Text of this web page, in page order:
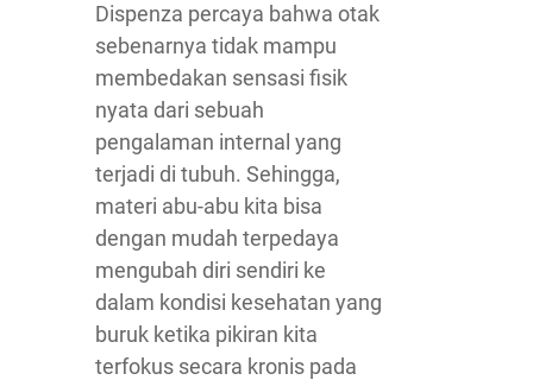
Dispenza percaya bahwa otak
sebenarnya tidak mampu
membedakan sensasi fisik
nyata dari sebuah
pengalaman internal yang
terjadi di tubuh. Sehingga,
materi abu-abu kita bisa
dengan mudah terpedaya
mengubah diri sendiri ke
dalam kondisi kesehatan yang
buruk ketika pikiran kita
terfokus secara kronis pada